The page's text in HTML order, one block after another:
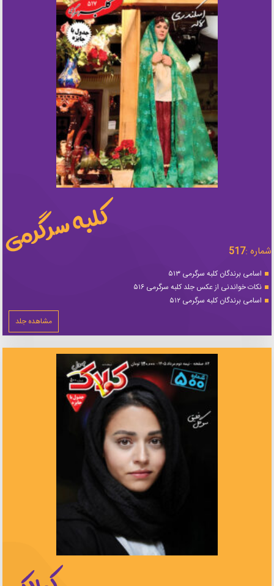
شماره :517
اسامی برندگان کلبه سرگرمی ۵۱۳
نکات خواندنی از عکس جلد کلبه سرگرمی ۵۱۶
اسامی برندگان کلبه سرگرمی ۵۱۲
مشاهده جلد